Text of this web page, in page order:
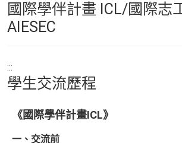
國際學伴計畫 ICL/國際志
AIESEC
:::
學生交流歷程
《國際學伴計畫ICL》
一、交流前